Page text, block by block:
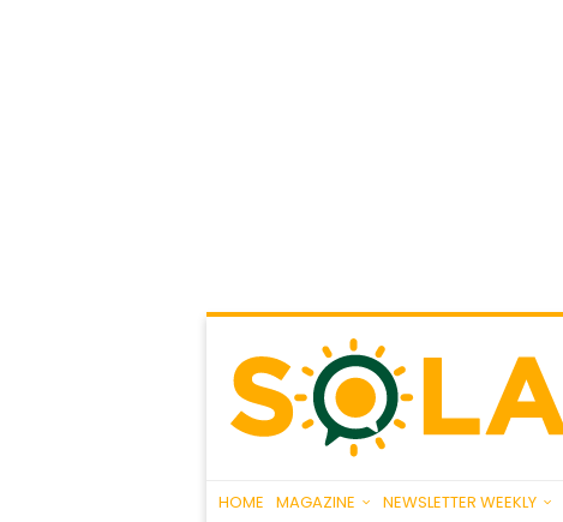
HOME MAGAZINE NEWSLETTER WEEKLY